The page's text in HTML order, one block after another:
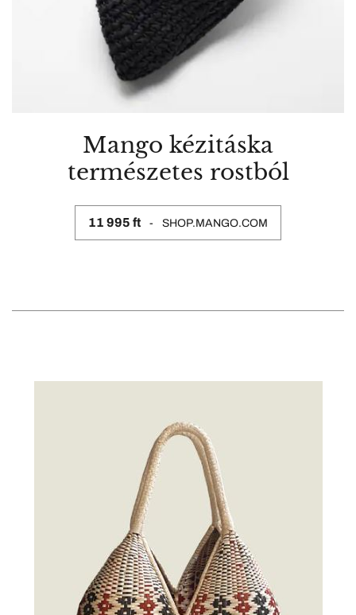
Mango kézitáska
természetes rostból
11 995 ft SHOP.MANGO.COM